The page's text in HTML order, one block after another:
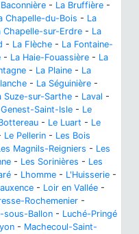
- La Bruffière -
Chapelle-du-Bois - La
Chapelle-sur-Erdre - La
- La Flèche - La Fontaine-
- La Haie-Fouassière - La
- La Plaine - La
- La Séguinière -
Suze-sur-Sarthe - Laval -
Genest-Saint-Isle - Le
- Le Luart - Le
Le Pellerin - Les Bois
Magnils-Reigniers - Les
- Les Sorinières - Les
- Lhomme - L'Huisserie -
- Loir en Vallée -
Rochemenier -
sous-Ballon - Luché-Pringé
- Machecoul-Saint-